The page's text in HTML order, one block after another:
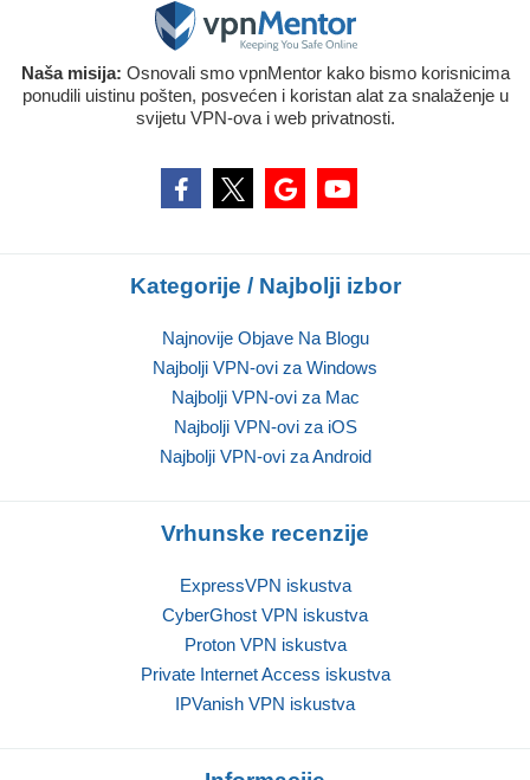
Naša misija: Osnovali smo vpnMentor kako bismo korisnicima
ponudili uistinu pošten, posvećen i koristan alat za snalaženje u
svijetu VPN-ova i web privatnosti.
Kategorije / Najbolji izbor
Najnovije Objave Na Blogu
Najbolji VPN-ovi za Windows
Najbolji VPN-ovi za Mac
Najbolji VPN-ovi za iOS
Najbolji VPN-ovi za Android
Vrhunske recenzije
ExpressVPN iskustva
CyberGhost VPN iskustva
Proton VPN iskustva
Private Internet Access iskustva
IPVanish VPN iskustva